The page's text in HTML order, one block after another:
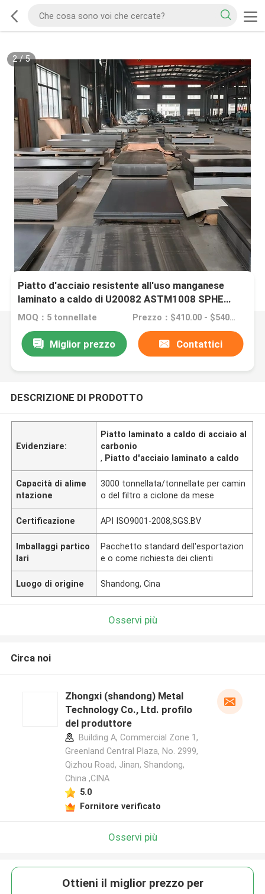
2/5
Piatto d'acciaio resistente all'uso manganese
laminato a caldo di U20082 ASTM1008 SPHE
S10C DC01 DC03 C10 1,0330 dell'alto
MOQ：5 tonnellate Prezzo：$410.00 - $540.00/Tons
Miglior prezzo Contattici
DESCRIZIONE DI PRODOTTO
Evidenziare:
Piatto laminato a caldo di acciaio al
carbonio
, Piatto d'acciaio laminato a caldo
Capacità di alime
ntazione
3000 tonnellata/tonnellate per camin
o del filtro a ciclone da mese
Certificazione API ISO9001-2008,SGS.BV
Imballaggi partico
lari
Pacchetto standard dell'esportazion
e o come richiesta dei clienti
Luogo di origine Shandong, Cina
Osservi più
Circa noi
Zhongxi (shandong) Metal
Technology Co., Ltd. profilo
del produttore
Building A, Commercial Zone 1,
Greenland Central Plaza, No. 2999,
Qizhou Road, Jinan, Shandong,
China ,CINA
5.0
Fornitore verificato
Osservi più
Ottieni il miglior prezzo per